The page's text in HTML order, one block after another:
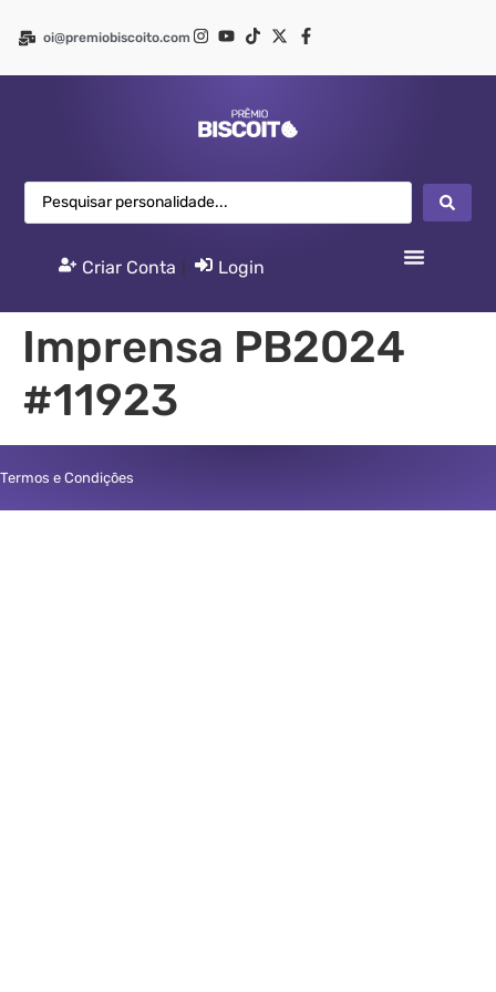
oi@premiobiscoito.com
Criar Conta Login
Imprensa PB2024
#11923
Termos e Condições